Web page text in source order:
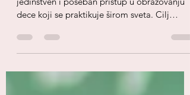
Valdorf pedagogija Valdorf obrazovanje je
jedinstven i poseban pristup u obrazovanju
dece koji se praktikuje širom sveta. Cilj